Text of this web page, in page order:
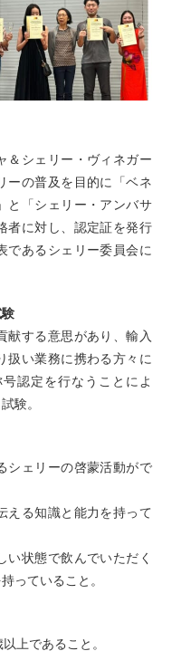
＆シェリー・ヴィネガー
ーの普及を目的に「ベネ
と「シェリー・アンバサ
者に対し、認定証を発行
であるシェリー委員会に
献する意思があり、輸入
扱い業務に携わる方々に
認定を行なうことによ
験。
シェリーの啓蒙活動がで
える知識と能力を持って
い状態で飲んでいただく
っていること。
上であること。